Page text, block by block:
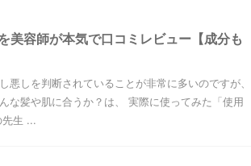
美容師が本気で口コミレビュー【成分も
悪しを判断されていることが非常に多いのですが、
な髪や肌に合うか？は、 実際に使ってみた「使用
生 ...